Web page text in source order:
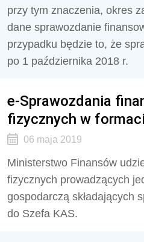
przy tym znaczenia, okres
dane sprawozdanie
przypadku będzie to, że
po 1 października 2018 r.
e-Sprawozdania
fizycznych w
06 maja 2019
Ministerstwo Finansów
fizycznych prowadzących
gospodarczą składających
do Szefa KAS.